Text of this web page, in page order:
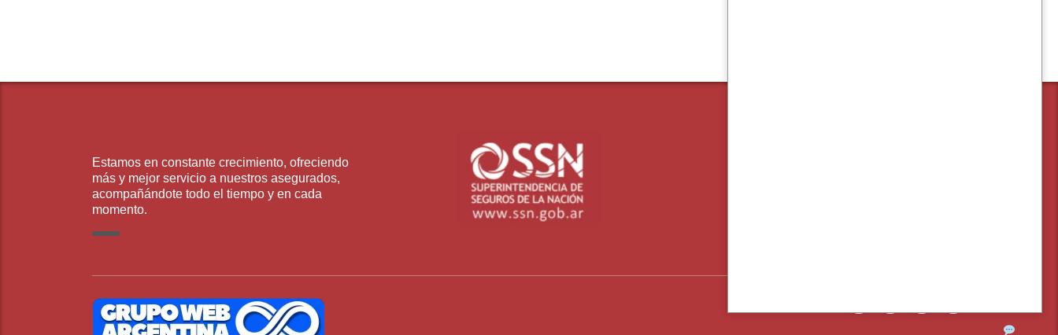
Estamos en constante crecimiento, ofreciendo
más y mejor servicio a nuestros asegurados,
acompañándote todo el tiempo y en cada
momento.